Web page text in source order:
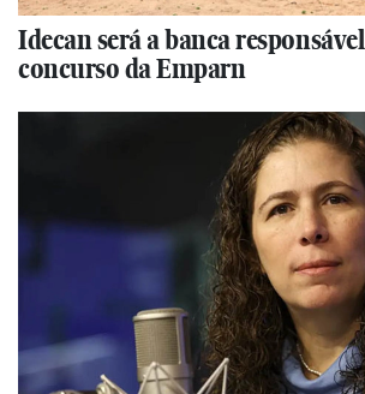
Idecan será a banca
concurso da Emparn